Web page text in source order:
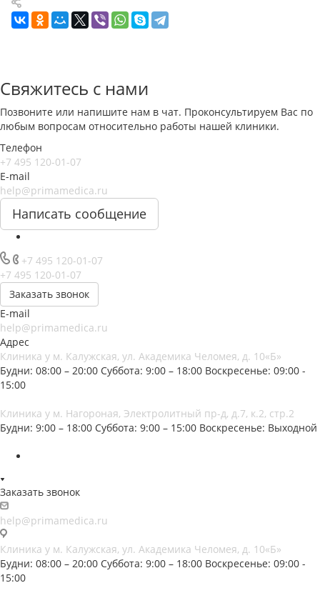
Свяжитесь с нами
Позвоните или напишите нам в чат. Проконсультируем Вас по
любым вопросам относительно работы нашей клиники.
Телефон
+7 495 120-01-07
E-mail
help@primamedica.ru
Написать сообщение
+7 495 120-01-07
+7 495 120-01-07
Заказать звонок
E-mail
help@primamedica.ru
Адрес
Клиника у м. Калужская, ул. Академика Челомея, д. 10«Б»
Будни: 08:00 – 20:00 Суббота: 9:00 – 18:00 Воскресенье: 09:00 -
15:00
Клиника у м. Нагороная, Электролитный пр-д, д.7, к.2, стр.2
Будни: 9:00 – 18:00 Суббота: 9:00 – 15:00 Воскресенье: Выходной
Заказать звонок
help@primamedica.ru
Клиника у м. Калужская, ул. Академика Челомея, д. 10«Б»
Будни: 08:00 – 20:00 Суббота: 9:00 – 18:00 Воскресенье: 09:00 -
15:00